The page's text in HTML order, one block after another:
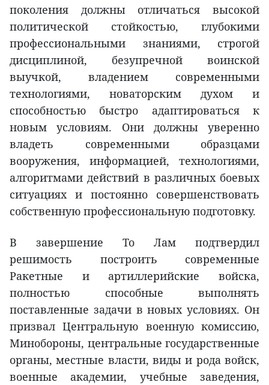
поколения должны отличаться высокой
политической стойкостью, глубокими
профессиональными знаниями, строгой
дисциплиной, безупречной воинской
выучкой, владением современными
технологиями, новаторским духом и
способностью быстро адаптироваться к
новым условиям. Они должны уверенно
владеть современными образцами
вооружения, информацией, технологиями,
алгоритмами действий в различных боевых
ситуациях и постоянно совершенствовать
собственную профессиональную подготовку.
В завершение То Лам подтвердил
решимость построить современные
Ракетные и артиллерийские войска,
полностью способные выполнять
поставленные задачи в новых условиях. Он
призвал Центральную военную комиссию,
Минобороны, центральные государственные
органы, местные власти, виды и рода войск,
военные академии, учебные заведения,